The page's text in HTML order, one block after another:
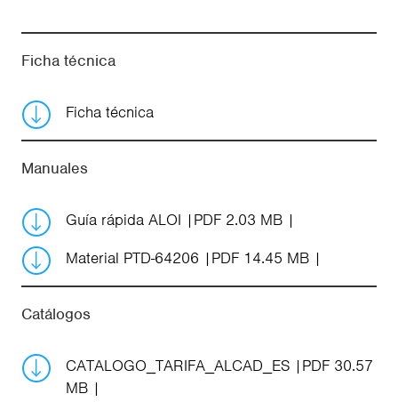
Ficha técnica
Ficha técnica
Manuales
Guía rápida ALOI
PDF 2.03 MB
Material PTD-64206
PDF 14.45 MB
Catálogos
CATALOGO_TARIFA_ALCAD_ES
PDF 30.57
MB